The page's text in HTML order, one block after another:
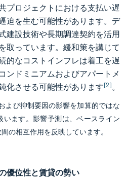
プロジェクトにおける支払い遅
迫を生む可能性があります。デ
建設技術や長期調達契約を活用
取っています。緩和策を講じて
的なコストインフレは着工を遅
ンドミニアムおよびアパートメ
化させる可能性があります[2]。
よび抑制要因の影響を加算的ではな
います。影響予測は、ベースライン
の相互作用を反映しています。
優位性と賃貸の勢い